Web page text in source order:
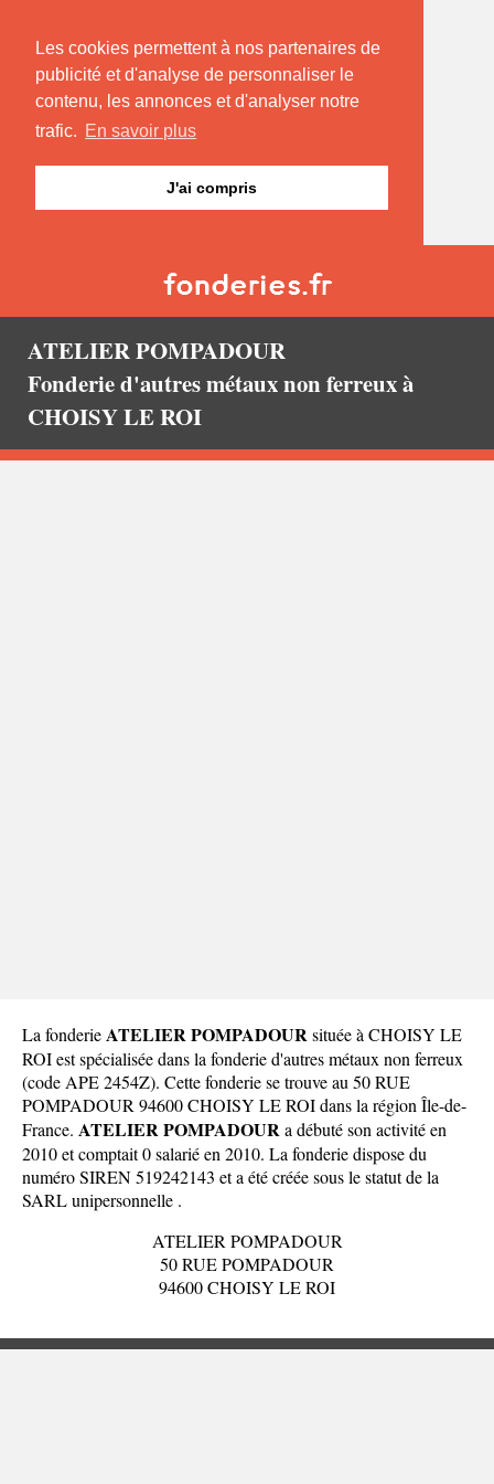
Les cookies permettent à nos partenaires de
publicité et d'analyse de personnaliser le
contenu, les annonces et d'analyser notre
trafic. En savoir plus
J'ai compris
ATELIER POMPADOUR
Fonderie d'autres métaux non ferreux à
CHOISY LE ROI
La fonderieATELIER POMPADOURsituée à CHOISY LE
ROI est spécialisée dans la fonderie d'autres métaux non ferreux
(code APE 2454Z). Cette fonderie se trouve au 50 RUE
POMPADOUR 94600 CHOISY LE ROI dans la région Île-de-
France. ATELIER POMPADOURa débuté son activité en
2010 et comptait 0 salarié en 2010. La fonderie dispose du
numéro SIREN 519242143 et a été créée sous le statut de la
SARL unipersonnelle .
ATELIER POMPADOUR
50 RUE POMPADOUR
94600 CHOISY LE ROI